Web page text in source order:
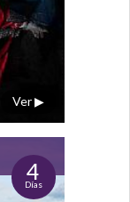
Ver ▶
4
Días